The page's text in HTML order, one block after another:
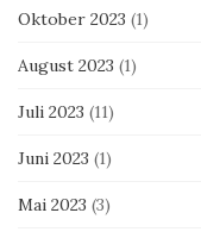
Oktober 2023 (1)
August 2023 (1)
Juli 2023 (11)
Juni 2023 (1)
Mai 2023 (3)